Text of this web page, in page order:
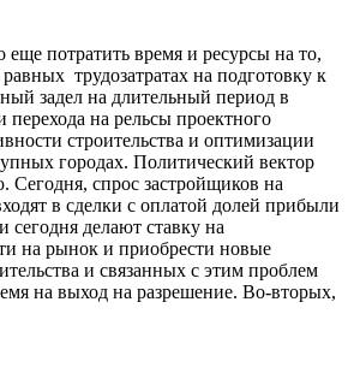
потратить время и ресурсы на то,
трудозатратах на подготовку к
задел на длительный период в
на рельсы проектного
строительства и оптимизации
городах. Политический вектор
Сегодня, спрос застройщиков на
в сделки с оплатой долей прибыли
делают ставку на
на рынок и приобрести новые
и связанных с этим проблем
на выход на разрешение. Во-вторых,